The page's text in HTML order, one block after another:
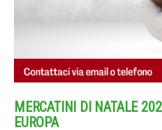
MERCATINI DI NATALE
EUROPA